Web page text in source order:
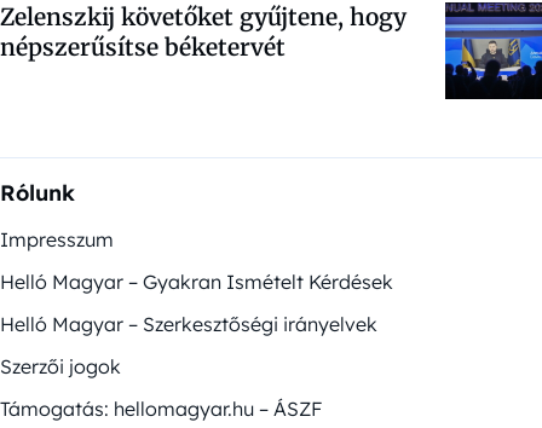
Zelenszkij követőket gyűjtene, hogy
népszerűsítse béketervét
Rólunk
Impresszum
Helló Magyar – Gyakran Ismételt Kérdések
Helló Magyar – Szerkesztőségi irányelvek
Szerzői jogok
Támogatás: hellomagyar.hu – ÁSZF